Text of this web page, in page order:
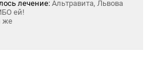
лечение: Альтравита, Львова
ей!
же